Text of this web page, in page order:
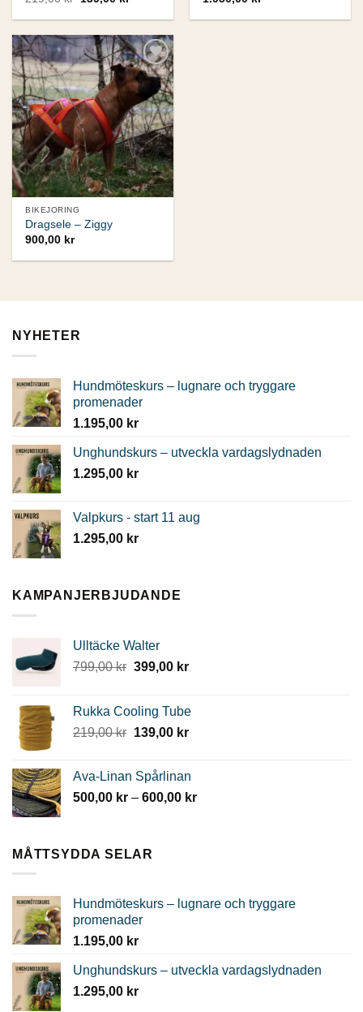
ursprungliga
priset
219,00 kr.
priset
139,00 kr.
Add to
wishlist
BIKEJORING
Dragsele – Ziggy
900,00 kr
NYHETER
Hundmöteskurs – lugnare och tryggare
promenader
1.195,00 kr
Unghundskurs – utveckla vardagslydnaden
1.295,00 kr
Valpkurs - start 11 aug
1.295,00 kr
KAMPANJERBJUDANDE
Ulltäcke Walter
799,00kr Det
var:
799,00 kr.
399,00 krDet
är:
399,00 kr.
Rukka Cooling Tube
219,00kr Det
var:
219,00 kr.
139,00 krDet
är:
139,00 kr.
Ava-Linan Spårlinan
500,00 kr – 600,00 krPrisintervall:
MÅTTSYDDA SELAR
Hundmöteskurs – lugnare och tryggare
promenader
1.195,00 kr
Unghundskurs – utveckla vardagslydnaden
1.295,00 kr